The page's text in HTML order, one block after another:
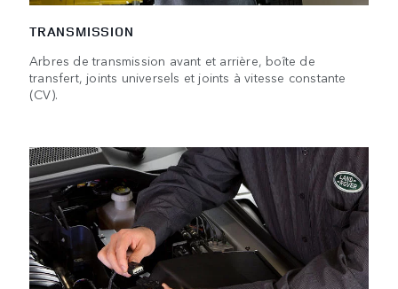
TRANSMISSION
Arbres de transmission avant et arrière, boîte de
transfert, joints universels et joints à vitesse constante
(CV).